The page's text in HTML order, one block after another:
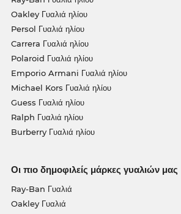
Oakley Γυαλιά ηλίου
Persol Γυαλιά ηλίου
Carrera Γυαλιά ηλίου
Polaroid Γυαλιά ηλίου
Emporio Armani Γυαλιά ηλίου
Michael Kors Γυαλιά ηλίου
Guess Γυαλιά ηλίου
Ralph Γυαλιά ηλίου
Burberry Γυαλιά ηλίου
Οι πιο δημοφιλείς μάρκες γυαλιών μας
Ray-Ban Γυαλιά
Oakley Γυαλιά